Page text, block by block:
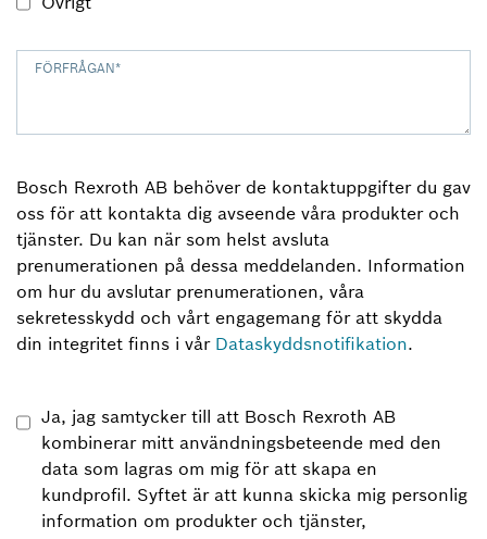
FÖRFRÅGAN*
Bosch Rexroth AB behöver de kontaktuppgifter du gav
oss för att kontakta dig avseende våra produkter och
tjänster. Du kan när som helst avsluta
prenumerationen på dessa meddelanden. Information
om hur du avslutar prenumerationen, våra
sekretesskydd och vårt engagemang för att skydda
din integritet finns i vår Dataskyddsnotifikation.
Ja, jag samtycker till att Bosch Rexroth AB
kombinerar mitt användningsbeteende med den
data som lagras om mig för att skapa en
kundprofil. Syftet är att kunna skicka mig personlig
information om produkter och tjänster,